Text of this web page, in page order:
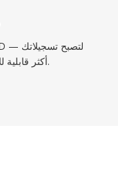
أكثر قابلية للاستخدام في التطبيقات العملية.